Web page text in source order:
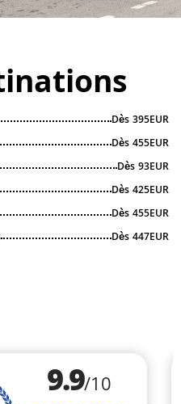
Dès 395EUR
Dès 455EUR
Dès 93EUR
Dès 425EUR
Dès 455EUR
Dès 447EUR